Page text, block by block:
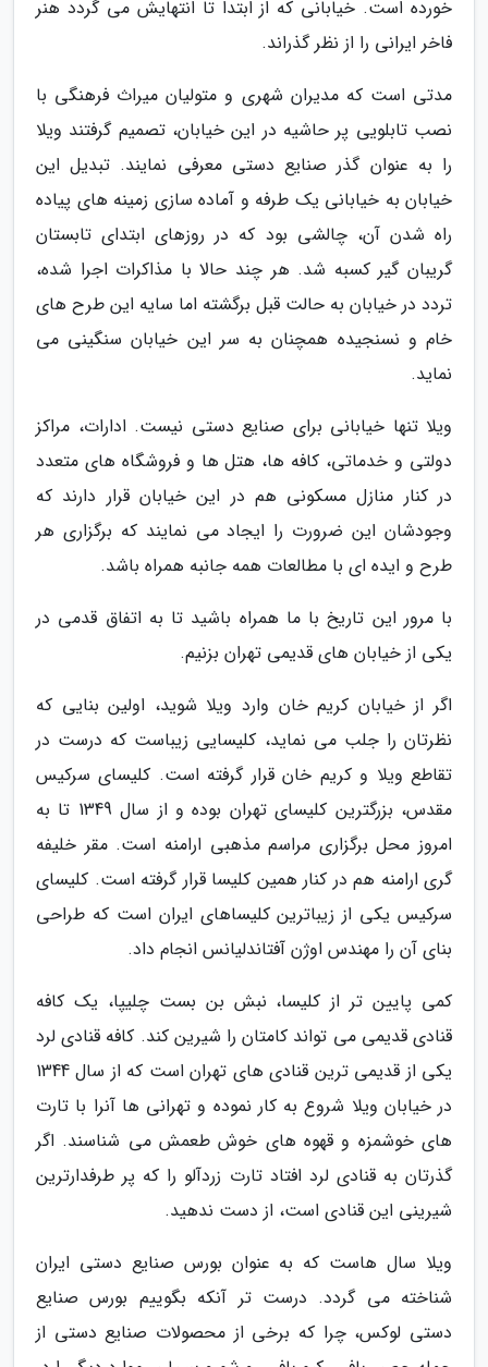
خورده است. خیابانی که از ابتدا تا انتهایش می گردد هنر
فاخر ایرانی را از نظر گذراند.
مدتی است که مدیران شهری و متولیان میراث فرهنگی با
نصب تابلویی پر حاشیه در این خیابان، تصمیم گرفتند ویلا
را به عنوان گذر صنایع دستی معرفی نمایند. تبدیل این
خیابان به خیابانی یک طرفه و آماده سازی زمینه های پیاده
راه شدن آن، چالشی بود که در روزهای ابتدای تابستان
گریبان گیر کسبه شد. هر چند حالا با مذاکرات اجرا شده،
تردد در خیابان به حالت قبل برگشته اما سایه این طرح های
خام و نسنجیده همچنان به سر این خیابان سنگینی می
نماید.
ویلا تنها خیابانی برای صنایع دستی نیست. ادارات، مراکز
دولتی و خدماتی، کافه ها، هتل ها و فروشگاه های متعدد
در کنار منازل مسکونی هم در این خیابان قرار دارند که
وجودشان این ضرورت را ایجاد می نمایند که برگزاری هر
طرح و ایده ای با مطالعات همه جانبه همراه باشد.
با مرور این تاریخ با ما همراه باشید تا به اتفاق قدمی در
یکی از خیابان های قدیمی تهران بزنیم.
اگر از خیابان کریم خان وارد ویلا شوید، اولین بنایی که
نظرتان را جلب می نماید، کلیسایی زیباست که درست در
تقاطع ویلا و کریم خان قرار گرفته است. کلیسای سرکیس
مقدس، بزرگترین کلیسای تهران بوده و از سال 1349 تا به
امروز محل برگزاری مراسم مذهبی ارامنه است. مقر خلیفه
گری ارامنه هم در کنار همین کلیسا قرار گرفته است. کلیسای
سرکیس یکی از زیباترین کلیساهای ایران است که طراحی
بنای آن را مهندس اوژن آفتاندلیانس انجام داد.
کمی پایین تر از کلیسا، نبش بن بست چلیپا، یک کافه
قنادی قدیمی می تواند کامتان را شیرین کند. کافه قنادی لرد
یکی از قدیمی ترین قنادی های تهران است که از سال 1344
در خیابان ویلا شروع به کار نموده و تهرانی ها آنرا با تارت
های خوشمزه و قهوه های خوش طعمش می شناسند. اگر
گذرتان به قنادی لرد افتاد تارت زردآلو را که پر طرفدارترین
شیرینی این قنادی است، از دست ندهید.
ویلا سال هاست که به عنوان بورس صنایع دستی ایران
شناخته می گردد. درست تر آنکه بگوییم بورس صنایع
دستی لوکس، چرا که برخی از محصولات صنایع دستی از